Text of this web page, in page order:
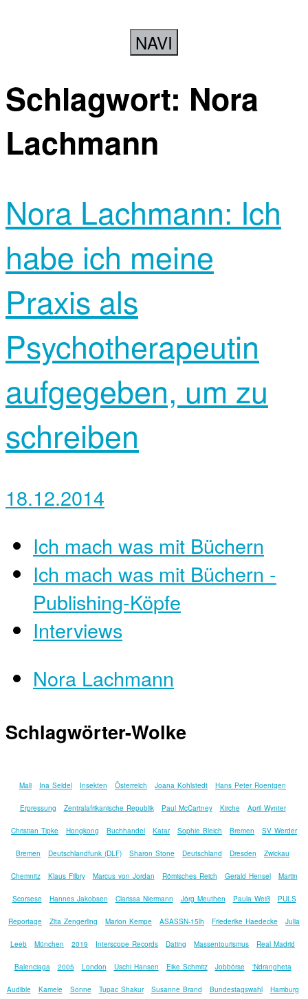
NAVI
Schlagwort: Nora
Lachmann
Nora Lachmann: Ich
habe ich meine
Praxis als
Psychotherapeutin
aufgegeben, um zu
schreiben
18.12.2014
Ich mach was mit Büchern
Ich mach was mit Büchern -
Publishing-Köpfe
Interviews
Nora Lachmann
Schlagwörter-Wolke
Mali Ina Seidel Insekten Österreich Joana Kohlstedt Hans Peter Roentgen
Erpressung Zentralafrikanische Republik Paul McCartney Kirche April Wynter
Christian Tipke Hongkong Buchhandel Katar Sophie Bleich Bremen SV Werder
Bremen Deutschlandfunk (DLF) Sharon Stone Deutschland Dresden Zwickau
Chemnitz Klaus Filbry Marcus von Jordan Römisches Reich Gerald Hensel Martin
Scorsese Hannes Jakobsen Clarissa Niermann Jörg Meuthen Paula Weiß PULS
Reportage Zita Zengerling Marion Kempe ASASSN-15lh Friederike Haedecke Julia
Leeb München 2019 Interscope Records Dating Massentourismus Real Madrid
Balenciaga 2005 London Uschi Hansen Eike Schmitz Jobbörse 'Ndrangheta
Audible Kamele Sonne Tupac Shakur Susanne Brand Bundestagswahl Hamburg